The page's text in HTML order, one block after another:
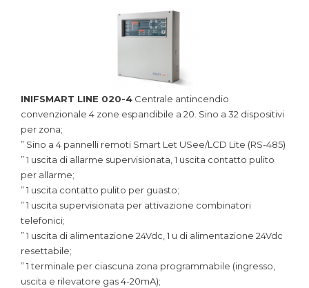
INIFSMART LINE 020-4 Centrale antincendio
convenzionale 4 zone espandibile a 20. Sino a 32 dispositivi
per zona;
” Sino a 4 pannelli remoti Smart Let USee/LCD Lite (RS-485)
” 1 uscita di allarme supervisionata, 1 uscita contatto pulito
per allarme;
” 1 uscita contatto pulito per guasto;
” 1 uscita supervisionata per attivazione combinatori
telefonici;
” 1 uscita di alimentazione 24Vdc, 1 u di alimentazione 24Vdc
resettabile;
” 1 terminale per ciascuna zona programmabile (ingresso,
uscita e rilevatore gas 4-20mA);